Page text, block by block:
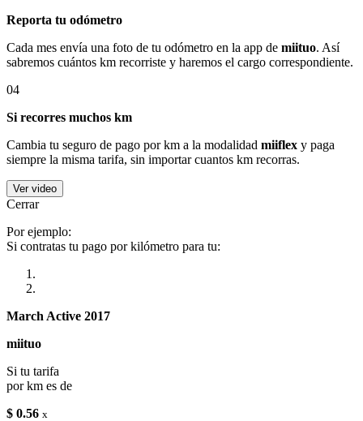
Reporta tu odómetro
Cada mes envía una foto de tu odómetro en la app de miituo. Así
sabremos cuántos km recorriste y haremos el cargo correspondiente.
04
Si recorres muchos km
Cambia tu seguro de pago por km a la modalidad miiflex y paga
siempre la misma tarifa, sin importar cuantos km recorras.
Ver video
Cerrar
Por ejemplo:
Si contratas tu pago por kilómetro para tu:
March Active 2017
miituo
Si tu tarifa
por km es de
$ 0.56 x